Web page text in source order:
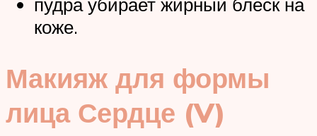
коже.
Макияж для формы
лица Сердце (V)